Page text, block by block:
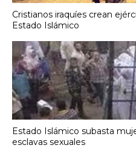
Cristianos iraquíes crean
Estado Islámico
Estado Islámico subasta
esclavas sexuales